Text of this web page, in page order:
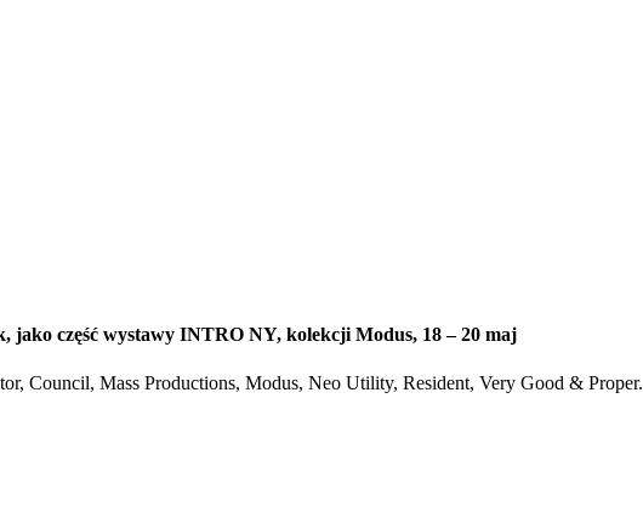
część wystawy INTRO NY, kolekcji Modus, 18 – 20 maj
Council, Mass Productions, Modus, Neo Utility, Resident, Very Good & Proper.